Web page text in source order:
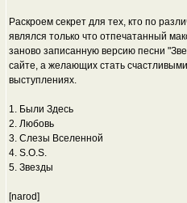
Раскроем секрет для тех, кто по
являлся только что отпечатанный
заново записанную версию песни
сайте, а желающих стать
выступлениях.
1. Были Здесь
2. Любовь
3. Слезы Вселенной
4. S.O.S.
5. Звезды
[narod]